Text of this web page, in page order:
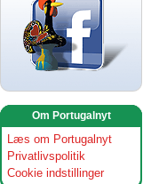
Om Portugalnyt
Læs om Portugalnyt
Privatlivspolitik
Cookie indstillinger